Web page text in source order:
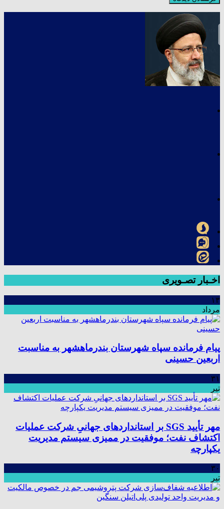
اخـبار تصـویری
۱۳
مرداد
پیام فرمانده سپاه شهرستان بندرماهشهر به مناسبت
اربعین حسینی
۳۱
تیر
مهر تأیید SGS بر استانداردهای جهانیِ شرکت عملیات
اکتشاف نفت؛ موفقیت در ممیزی سیستم مدیریت
یکپارچه
۳۰
تیر